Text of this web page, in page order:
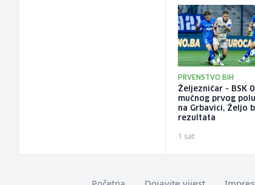
PRVENSTVO BIH
Željezničar - BSK
mučnog prvog
na Grbavici, Željo
rezultata
1 sat